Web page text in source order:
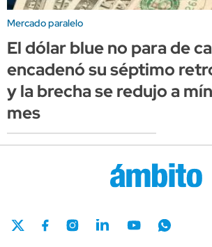
Mercado paralelo
El dólar blue no para de
encadenó su séptimo
y la brecha se redujo a
mes